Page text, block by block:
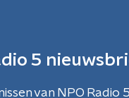
5
van NPO Radio